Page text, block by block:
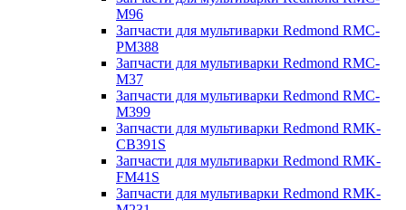
M96
Запчасти для мультиварки Redmond RMC-
PM388
Запчасти для мультиварки Redmond RMC-
M37
Запчасти для мультиварки Redmond RMC-
M399
Запчасти для мультиварки Redmond RMK-
CB391S
Запчасти для мультиварки Redmond RMK-
FM41S
Запчасти для мультиварки Redmond RMK-